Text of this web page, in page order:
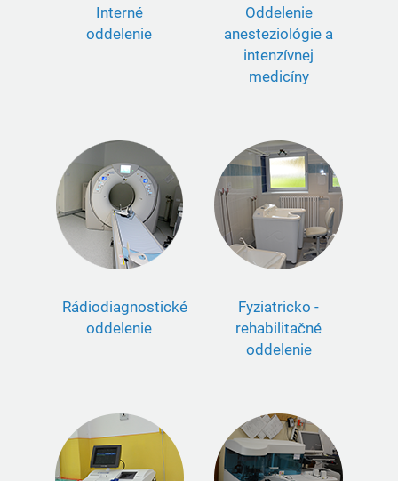
Interné
oddelenie
Oddelenie
anesteziológie a
intenzívnej
medicíny
Rádiodiagnostické
oddelenie
Fyziatricko -
rehabilitačné
oddelenie